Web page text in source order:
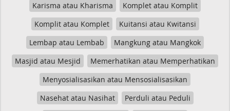
Karisma atau Kharisma
Komplet atau Komplit
Komplit atau Komplet
Kuitansi atau Kwitansi
Lembap atau Lembab
Mangkung atau Mangkok
Masjid atau Mesjid
Memerhatikan atau Memperhatikan
Menyosialisasikan atau Mensosialisasikan
Nasehat atau Nasihat
Perduli atau Peduli